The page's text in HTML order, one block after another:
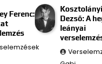
Ferenc:
Kosztolányi
Dezső: A
leányai